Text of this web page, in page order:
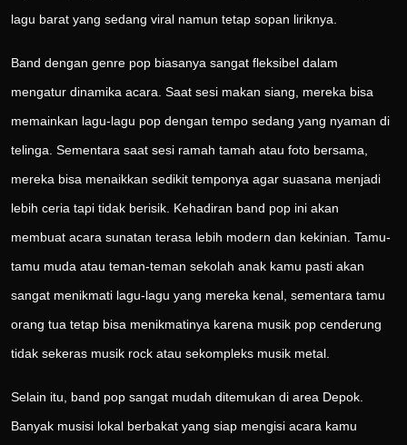
lagu barat yang sedang viral namun tetap sopan liriknya.
Band dengan genre pop biasanya sangat fleksibel dalam
mengatur dinamika acara. Saat sesi makan siang, mereka bisa
memainkan lagu-lagu pop dengan tempo sedang yang nyaman di
telinga. Sementara saat sesi ramah tamah atau foto bersama,
mereka bisa menaikkan sedikit temponya agar suasana menjadi
lebih ceria tapi tidak berisik. Kehadiran band pop ini akan
membuat acara sunatan terasa lebih modern dan kekinian. Tamu-
tamu muda atau teman-teman sekolah anak kamu pasti akan
sangat menikmati lagu-lagu yang mereka kenal, sementara tamu
orang tua tetap bisa menikmatinya karena musik pop cenderung
tidak sekeras musik rock atau sekompleks musik metal.
Selain itu, band pop sangat mudah ditemukan di area Depok.
Banyak musisi lokal berbakat yang siap mengisi acara kamu